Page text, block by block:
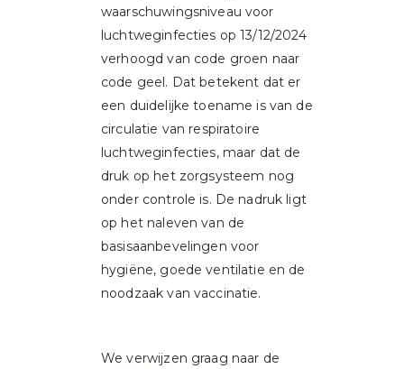
waarschuwingsniveau voor
luchtweginfecties op 13/12/2024
verhoogd van code groen naar
code geel. Dat betekent dat er
een duidelijke toename is van de
circulatie van respiratoire
luchtweginfecties, maar dat de
druk op het zorgsysteem nog
onder controle is. De nadruk ligt
op het naleven van de
basisaanbevelingen voor
hygiëne, goede ventilatie en de
noodzaak van vaccinatie.
We verwijzen graag naar de